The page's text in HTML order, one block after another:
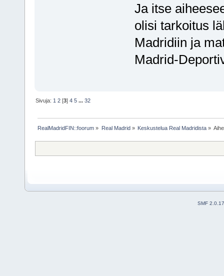
Ja itse
olisi tarkoitus
Madridiin ja
Madrid-
Sivuja: 1 2 [3]4 5 ...32
RealMadridFIN::foorum » Real Madrid» Keskustelua Real Madridista»
SMF 2.0.17